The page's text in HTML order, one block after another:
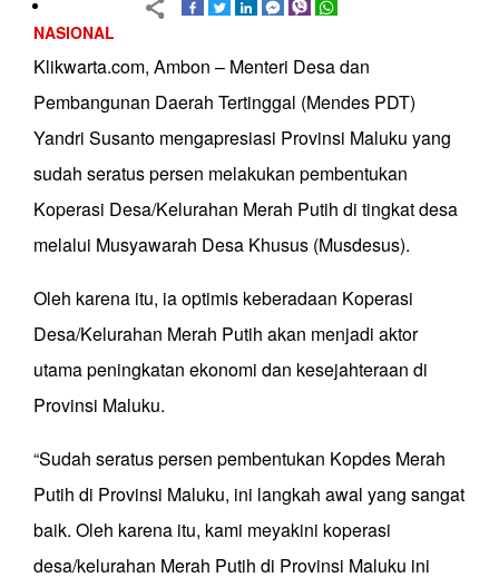
NASIONAL
Klikwarta.com, Ambon – Menteri Desa dan
Pembangunan Daerah Tertinggal (Mendes PDT)
Yandri Susanto mengapresiasi Provinsi Maluku yang
sudah seratus persen melakukan pembentukan
Koperasi Desa/Kelurahan Merah Putih di tingkat desa
melalui Musyawarah Desa Khusus (Musdesus).
Oleh karena itu, ia optimis keberadaan Koperasi
Desa/Kelurahan Merah Putih akan menjadi aktor
utama peningkatan ekonomi dan kesejahteraan di
Provinsi Maluku.
“Sudah seratus persen pembentukan Kopdes Merah
Putih di Provinsi Maluku, ini langkah awal yang sangat
baik. Oleh karena itu, kami meyakini koperasi
desa/kelurahan Merah Putih di Provinsi Maluku ini